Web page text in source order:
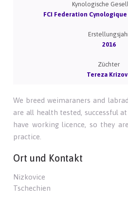
Kynologische
FCI Federation
2016
Züchter
Tereza
We breed weimaraners and
are all health tested, successful
have working licence, so they
practice.
Ort und Kontakt
Nizkovice
Tschechien